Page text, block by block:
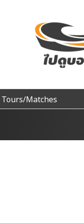
Tours/Matches